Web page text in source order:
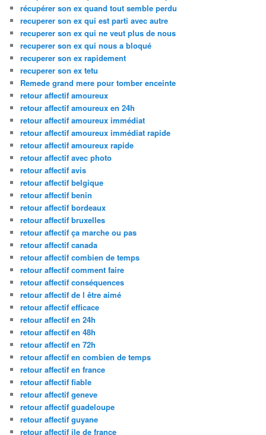
récupérer son ex quand tout semble perdu
recuperer son ex qui est parti avec autre
recuperer son ex qui ne veut plus de nous
recuperer son ex qui nous a bloqué
recuperer son ex rapidement
recuperer son ex tetu
Remede grand mere pour tomber enceinte
retour affectif amoureux
retour affectif amoureux en 24h
retour affectif amoureux immédiat
retour affectif amoureux immédiat rapide
retour affectif amoureux rapide
retour affectif avec photo
retour affectif avis
retour affectif belgique
retour affectif benin
retour affectif bordeaux
retour affectif bruxelles
retour affectif ça marche ou pas
retour affectif canada
retour affectif combien de temps
retour affectif comment faire
retour affectif conséquences
retour affectif de l être aimé
retour affectif efficace
retour affectif en 24h
retour affectif en 48h
retour affectif en 72h
retour affectif en combien de temps
retour affectif en france
retour affectif fiable
retour affectif geneve
retour affectif guadeloupe
retour affectif guyane
retour affectif ile de france